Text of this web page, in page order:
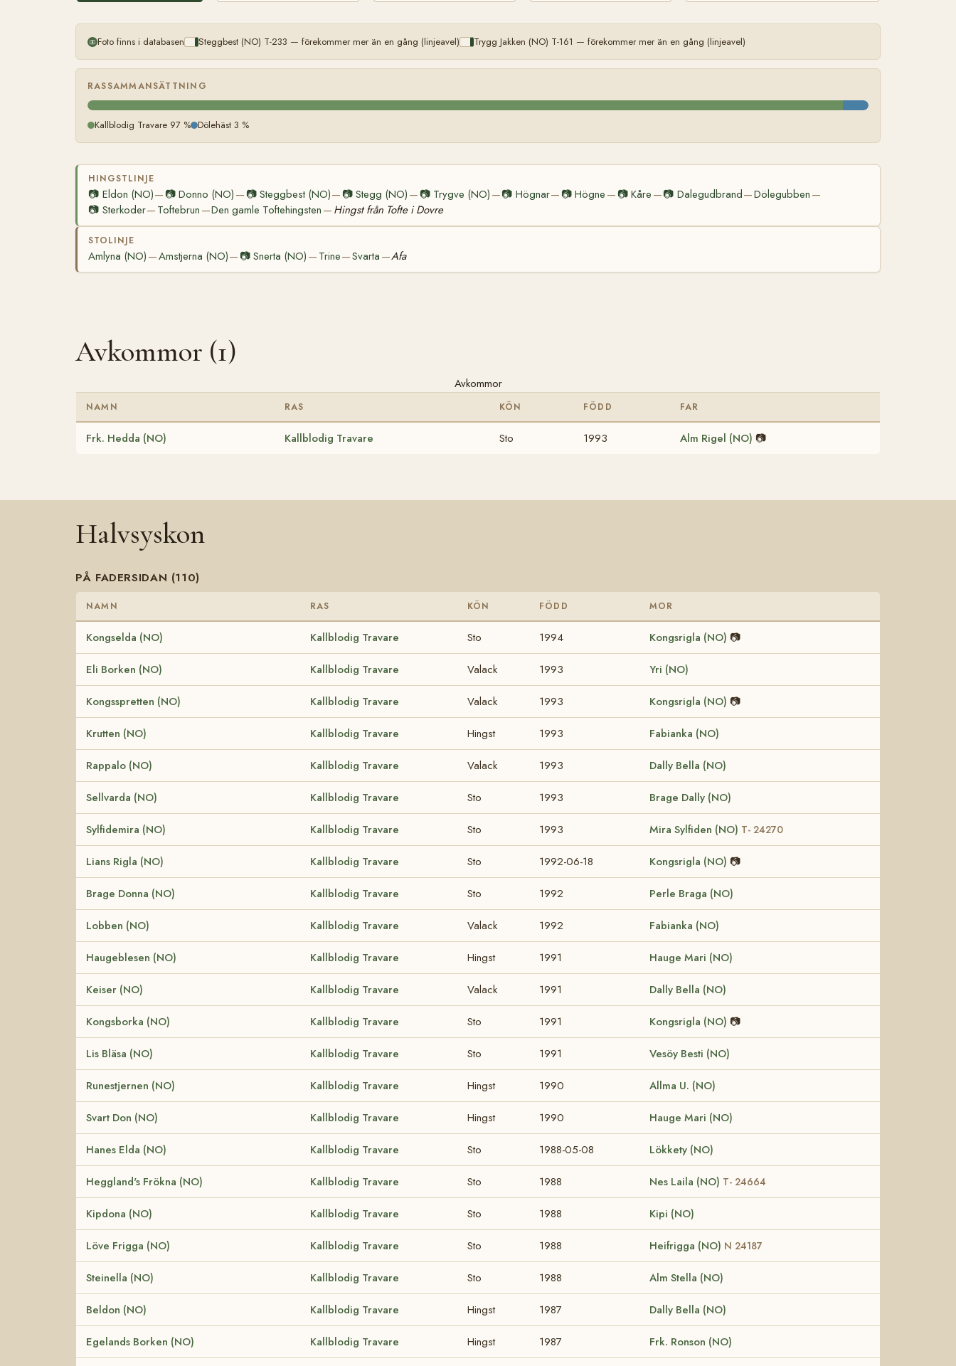
Foto finns i databasen Steggbest (NO) T-233 — förekommer mer än en gång (linjeavel) Trygg Jakken (NO) T-161 — förekommer mer än en gång (linjeavel)
RASSAMMANSÄTTNING
Kallblodig Travare 97 % Dölehäst 3 %
HINGSTLINJE
📷 Eldon (NO)— 📷Donno (NO) — 📷 Steggbest (NO)— 📷 Stegg (NO) — 📷 Trygve (NO) —📷 Högnar— 📷Högne — 📷Kåre —📷 Dalegudbrand—Dölegubben —
📷 Sterkoder— Toftebrun —Den gamle Toftehingsten — Hingst från Tofte i Dovre
STOLINJE
Amlyna (NO) —Amstjerna (NO)— 📷Snerta (NO) — Trine—Svarta —Afa
Avkommor (1)
Avkommor
NAMN RAS KÖN FÖDD FAR
Frk. Hedda (NO) Kallblodig Travare Sto 1993 Alm Rigel (NO) 📷
Halvsyskon
PÅ FADERSIDAN (110)
NAMN RAS KÖN FÖDD MOR
Kongselda (NO) Kallblodig Travare Sto 1994 Kongsrigla (NO) 📷
Eli Borken (NO) Kallblodig Travare Valack 1993 Yri (NO)
Kongsspretten (NO) Kallblodig Travare Valack 1993 Kongsrigla (NO) 📷
Krutten (NO) Kallblodig Travare Hingst 1993 Fabianka (NO)
Rappalo (NO) Kallblodig Travare Valack 1993 Dally Bella (NO)
Sellvarda (NO) Kallblodig Travare Sto 1993 Brage Dally (NO)
Sylfidemira (NO) Kallblodig Travare Sto 1993 Mira Sylfiden (NO) T- 24270
Lians Rigla (NO) Kallblodig Travare Sto 1992-06-18 Kongsrigla (NO) 📷
Brage Donna (NO) Kallblodig Travare Sto 1992 Perle Braga (NO)
Lobben (NO) Kallblodig Travare Valack 1992 Fabianka (NO)
Haugeblesen (NO) Kallblodig Travare Hingst 1991 Hauge Mari (NO)
Keiser (NO) Kallblodig Travare Valack 1991 Dally Bella (NO)
Kongsborka (NO) Kallblodig Travare Sto 1991 Kongsrigla (NO) 📷
Lis Bläsa (NO) Kallblodig Travare Sto 1991 Vesöy Besti (NO)
Runestjernen (NO) Kallblodig Travare Hingst 1990 Allma U. (NO)
Svart Don (NO) Kallblodig Travare Hingst 1990 Hauge Mari (NO)
Hanes Elda (NO) Kallblodig Travare Sto 1988-05-08 Lökkety (NO)
Heggland's Frökna (NO) Kallblodig Travare Sto 1988 Nes Laila (NO) T- 24664
Kipdona (NO) Kallblodig Travare Sto 1988 Kipi (NO)
Löve Frigga (NO) Kallblodig Travare Sto 1988 Heifrigga (NO) N 24187
Steinella (NO) Kallblodig Travare Sto 1988 Alm Stella (NO)
Beldon (NO) Kallblodig Travare Hingst 1987 Dally Bella (NO)
Egelands Borken (NO) Kallblodig Travare Hingst 1987 Frk. Ronson (NO)